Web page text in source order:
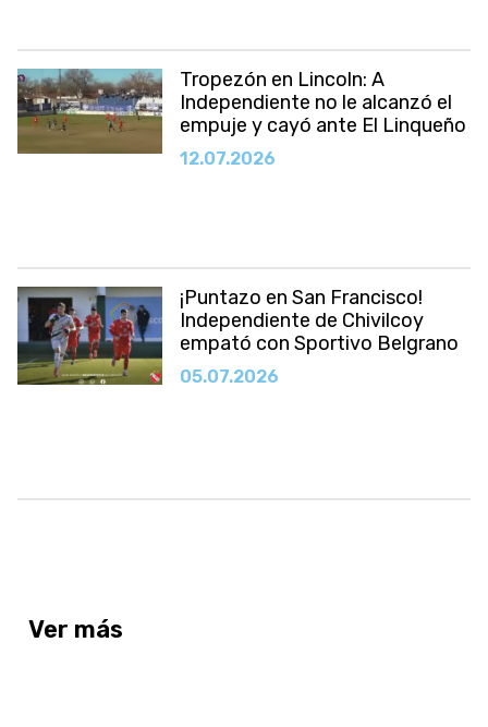
Tropezón en Lincoln: A
Independiente no le alcanzó el
empuje y cayó ante El Linqueño
12.07.2026
¡Puntazo en San Francisco!
Independiente de Chivilcoy
empató con Sportivo Belgrano
05.07.2026
Ver más